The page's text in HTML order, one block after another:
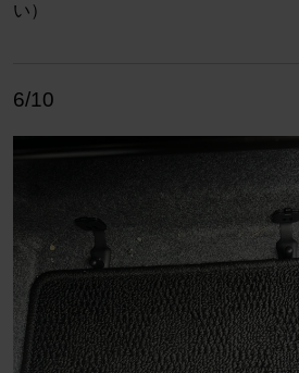
い）
6/10